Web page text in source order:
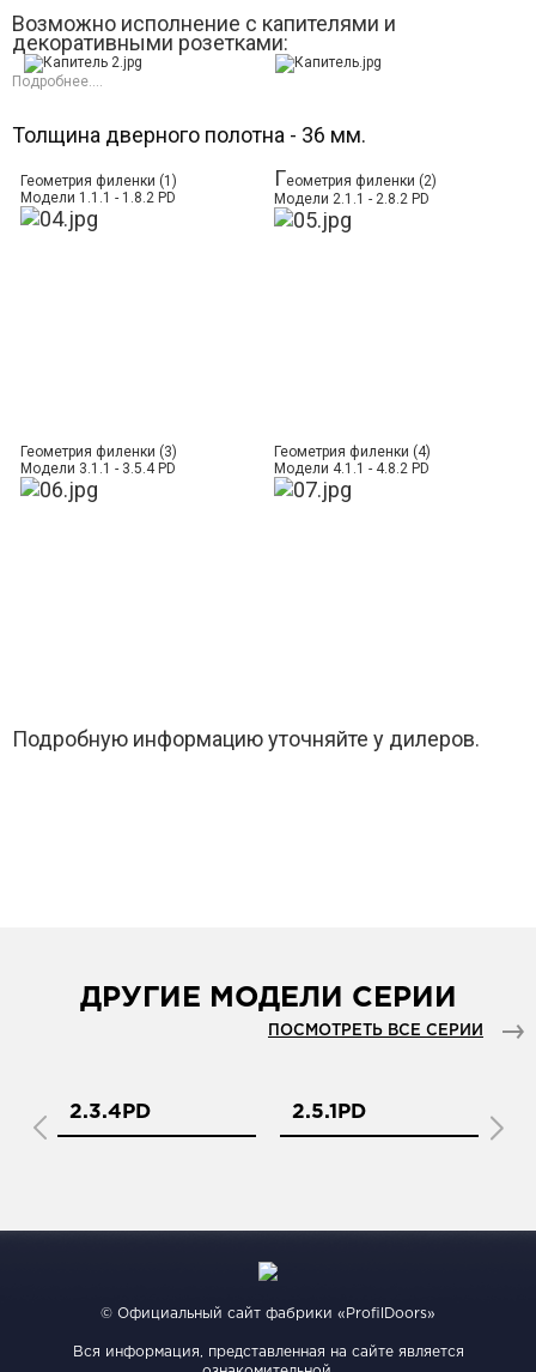
Возможно исполнение с капителями и
декоративными розетками:
Подробнее....
Толщина дверного полотна - 36 мм.
Геометрия филенки (1)
Модели 1.1.1 - 1.8.2 PD
Геометрия филенки (2)
Модели 2.1.1 - 2.8.2 PD
Геометрия филенки (3)
Модели 3.1.1 - 3.5.4 PD
Геометрия филенки (4)
Модели 4.1.1 - 4.8.2 PD
Подробную информацию уточняйте у дилеров.
ДРУГИЕ МОДЕЛИ СЕРИИ
ПОСМОТРЕТЬ ВСЕ СЕРИИ
2.3.4PD 2.5.1PD
© Официальный сайт фабрики «ProfilDoors»
Вся информация, представленная на сайте является